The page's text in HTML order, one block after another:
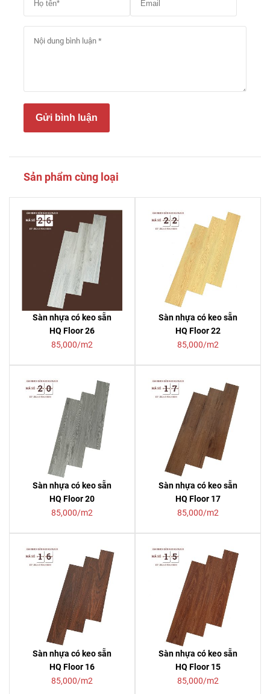
Gửi bình luận
Sản phẩm cùng loại
Sàn nhựa có keo sẵn
HQ Floor 26
85,000/m2
Sàn nhựa có keo sẵn
HQ Floor 22
85,000/m2
Sàn nhựa có keo sẵn
HQ Floor 20
85,000/m2
Sàn nhựa có keo sẵn
HQ Floor 17
85,000/m2
Sàn nhựa có keo sẵn
HQ Floor 16
85,000/m2
Sàn nhựa có keo sẵn
HQ Floor 15
85,000/m2